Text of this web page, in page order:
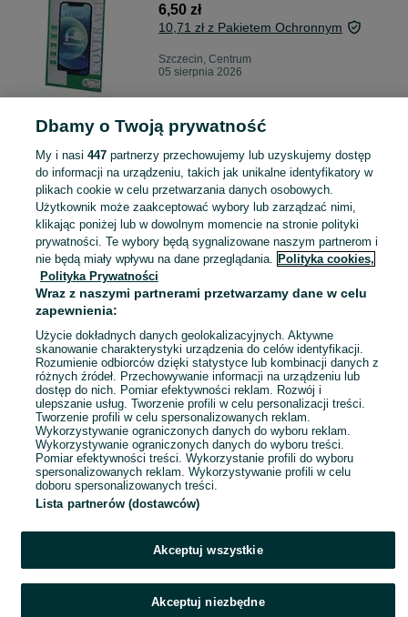
6,50 zł
10,71 zł z Pakietem Ochronnym
Szczecin, Centrum
05 sierpnia 2026
Szkło Hartowane do Apple Iphone
7,99 zł
12,25 zł z Pakietem Ochronnym
Szczecin, Centrum
05 sierpnia 2026
Pro kolor: czerwony
11,75 zł z Pakietem Ochronnym
Szczecin, Centrum
05 sierpnia 2026
1 2 3 ... 89
Dbamy o Twoją prywatność
My i nasi 447partnerzy przechowujemy lub uzyskujemy dostęp
do informacji na urządzeniu, takich jak unikalne identyfikatory w
plikach cookie w celu przetwarzania danych osobowych.
Użytkownik może zaakceptować wybory lub zarządzać nimi,
klikając poniżej lub w dowolnym momencie na stronie polityki
prywatności. Te wybory będą sygnalizowane naszym partnerom i
nie będą miały wpływu na dane przeglądania. Polityka cookies,
Polityka Prywatności
Wraz z naszymi partnerami przetwarzamy dane w celu
zapewnienia:
Użycie dokładnych danych geolokalizacyjnych. Aktywne
skanowanie charakterystyki urządzenia do celów identyfikacji.
Rozumienie odbiorców dzięki statystyce lub kombinacji danych z
różnych źródeł. Przechowywanie informacji na urządzeniu lub
dostęp do nich. Pomiar efektywności reklam. Rozwój i
ulepszanie usług. Tworzenie profili w celu personalizacji treści.
Tworzenie profili w celu spersonalizowanych reklam.
Wykorzystywanie ograniczonych danych do wyboru reklam.
Wykorzystywanie ograniczonych danych do wyboru treści.
Pomiar efektywności treści. Wykorzystanie profili do wyboru
spersonalizowanych reklam. Wykorzystywanie profili w celu
doboru spersonalizowanych treści.
Lista partnerów (dostawców)
Akceptuj wszystkie
Akceptuj niezbędne